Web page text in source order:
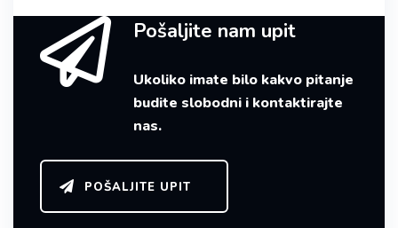
Pošaljite nam upit
Ukoliko imate bilo kakvo pitanje
budite slobodni i kontaktirajte
nas.
POŠALJITE UPIT